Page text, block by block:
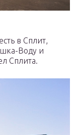
в Сплит,
Воду и
Сплита.